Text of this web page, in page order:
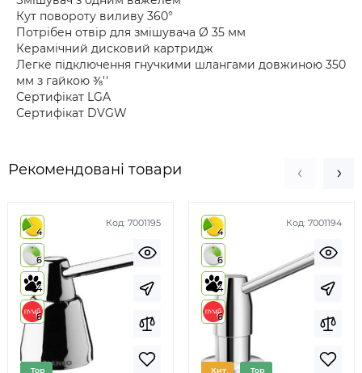
Кут повороту виливу 360°
Потрібен отвір для змішувача Ø 35 мм
Керамічний дисковий картридж
Легке підключення гнучкими шлангами довжиною 350
мм з гайкою ⅜''
Сертифікат LGA
Сертифікат DVGW
Рекомендовані товари
Код: 7001195
4
6
4
6
Top
Код: 7001194
4
6
4
6
Хит Top